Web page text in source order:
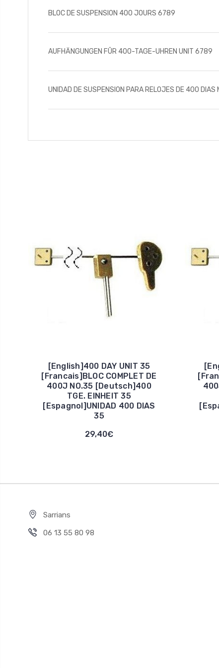
BLOC DE SUSPENSION 400 JOURS 6789
AUFHÄNGUNGEN FÛR 400-TAGE-UHREN UNIT 6789
UNIDAD DE SUSPENSION PARA RELOJES DE 400 DIAS
[English]400 DAY UNIT 35
[Francais]BLOC COMPLET DE
400J NO.35 [Deutsch]400
TGE. EINHEIT 35
[Espagnol]UNIDAD 400 DIAS
35
29,40€
Sarrians
06 13 55 80 98